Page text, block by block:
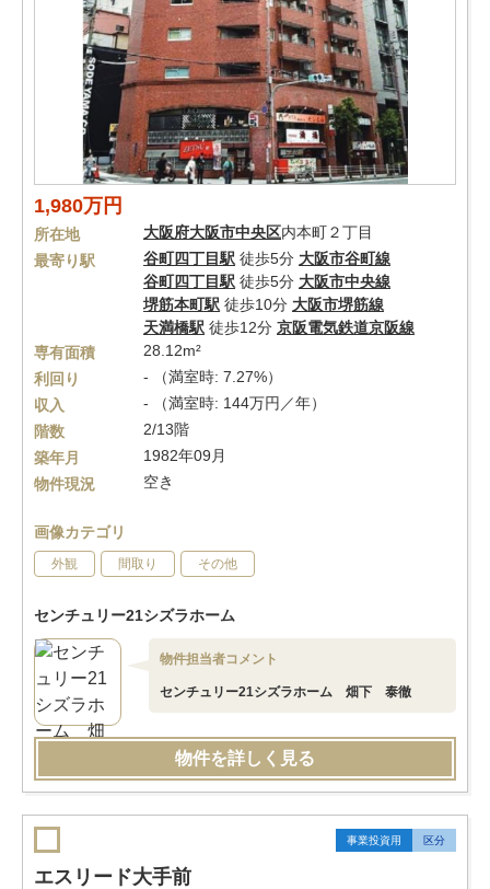
1,980万円
所在地 大阪府大阪市中央区内本町２丁目
最寄り駅
谷町四丁目駅 徒歩5分 大阪市谷町線
谷町四丁目駅 徒歩5分 大阪市中央線
堺筋本町駅 徒歩10分 大阪市堺筋線
天満橋駅 徒歩12分 京阪電気鉄道京阪線
専有面積
28.12m²
利回り
- （満室時: 7.27%）
収入
- （満室時: 144万円／年）
階数
2/13階
築年月
1982年09月
物件現況
空き
画像カテゴリ
外観 間取り その他
センチュリー21シズラホーム
物件担当者コメント
センチュリー21シズラホーム 畑下 泰徹
物件を詳しく見る
事業投資用 区分
エスリード大手前